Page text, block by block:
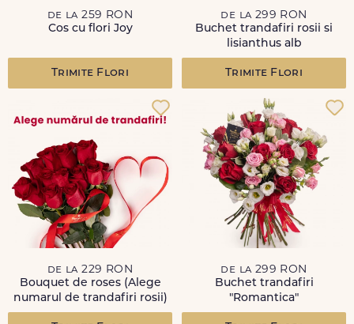
de la 259 RON
Cos cu flori Joy
Trimite Flori
de la 299 RON
Buchet trandafiri rosii si
lisianthus alb
Trimite Flori
de la 229 RON
Bouquet de roses (Alege
numarul de trandafiri rosii)
de la 299 RON
Buchet trandafiri
"Romantica"